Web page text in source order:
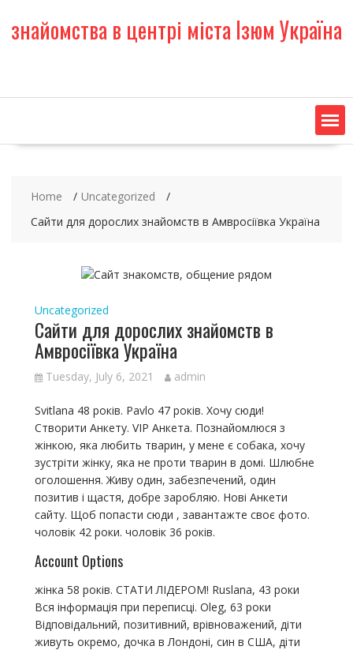
o
n
знайомства в центрі міста Ізюм Україна
Home
Uncategorized
Сайти для дорослих знайомств в Амвросіївка Україна
Uncategorized
Сайти для дорослих знайомств в
Амвросіївка Україна
Tuesday, July 6, 2021 admin
Svitlana 48 років. Pavlo 47 років. Хочу сюди!
Створити Анкету. VIP Анкета. Познайомлюся з
жінкою, яка любить тварин, у мене є собака, хочу
зустріти жінку, яка не проти тварин в домі. Шлюбне
оголошення. Живу один, забезпечений, один
позитив і щастя, добре заробляю. Нові Анкети
сайту. Щоб попасти сюди , завантажте своє фото.
чоловік 42 роки. чоловік 36 років.
Account Options
жінка 58 років. СТАТИ ЛІДЕРОМ! Ruslana, 43 роки
Вся інформація при переписці. Oleg, 63 роки
Відповідальний, позитивний, врівноважений, діти
живуть окремо, дочка в Лондоні, син в США, діти